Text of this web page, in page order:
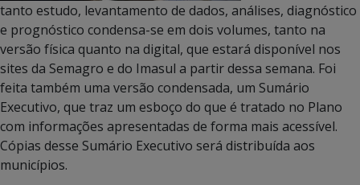
tanto estudo, levantamento de dados, análises, diagnóstico
e prognóstico condensa-se em dois volumes, tanto na
versão física quanto na digital, que estará disponível nos
sites da Semagro e do Imasul a partir dessa semana. Foi
feita também uma versão condensada, um Sumário
Executivo, que traz um esboço do que é tratado no Plano
com informações apresentadas de forma mais acessível.
Cópias desse Sumário Executivo será distribuída aos
municípios.